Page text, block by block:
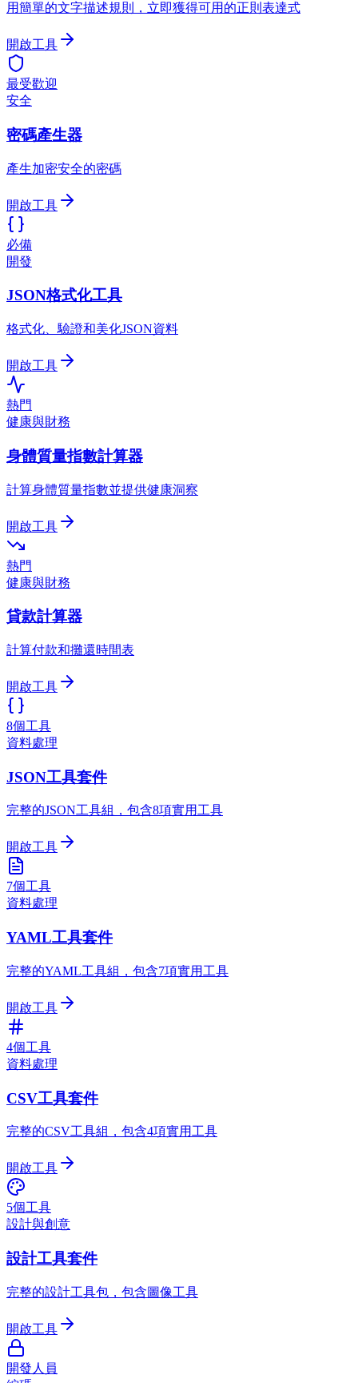
用簡單的文字描述規則，立即獲得可用的正則表達式
開啟工具
最受歡迎
安全
密碼產生器
產生加密安全的密碼
開啟工具
必備
開發
JSON格式化工具
格式化、驗證和美化JSON資料
開啟工具
熱門
健康與財務
身體質量指數計算器
計算身體質量指數並提供健康洞察
開啟工具
熱門
健康與財務
貸款計算器
計算付款和攤還時間表
開啟工具
8個工具
資料處理
JSON工具套件
完整的JSON工具組，包含8項實用工具
開啟工具
7個工具
資料處理
YAML工具套件
完整的YAML工具組，包含7項實用工具
開啟工具
4個工具
資料處理
CSV工具套件
完整的CSV工具組，包含4項實用工具
開啟工具
5個工具
設計與創意
設計工具套件
完整的設計工具包，包含圖像工具
開啟工具
開發人員